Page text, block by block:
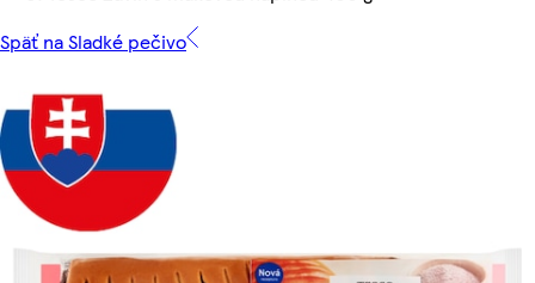
Späť na Sladké pečivo